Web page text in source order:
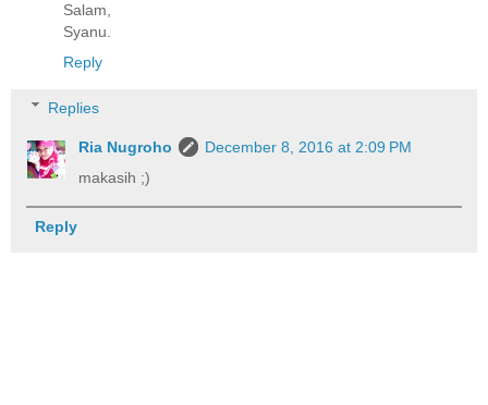
Salam,
Syanu.
Reply
Replies
Ria Nugroho
December 8, 2016 at 2:09 PM
makasih ;)
Reply